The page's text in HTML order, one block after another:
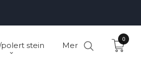
stein Mer
0